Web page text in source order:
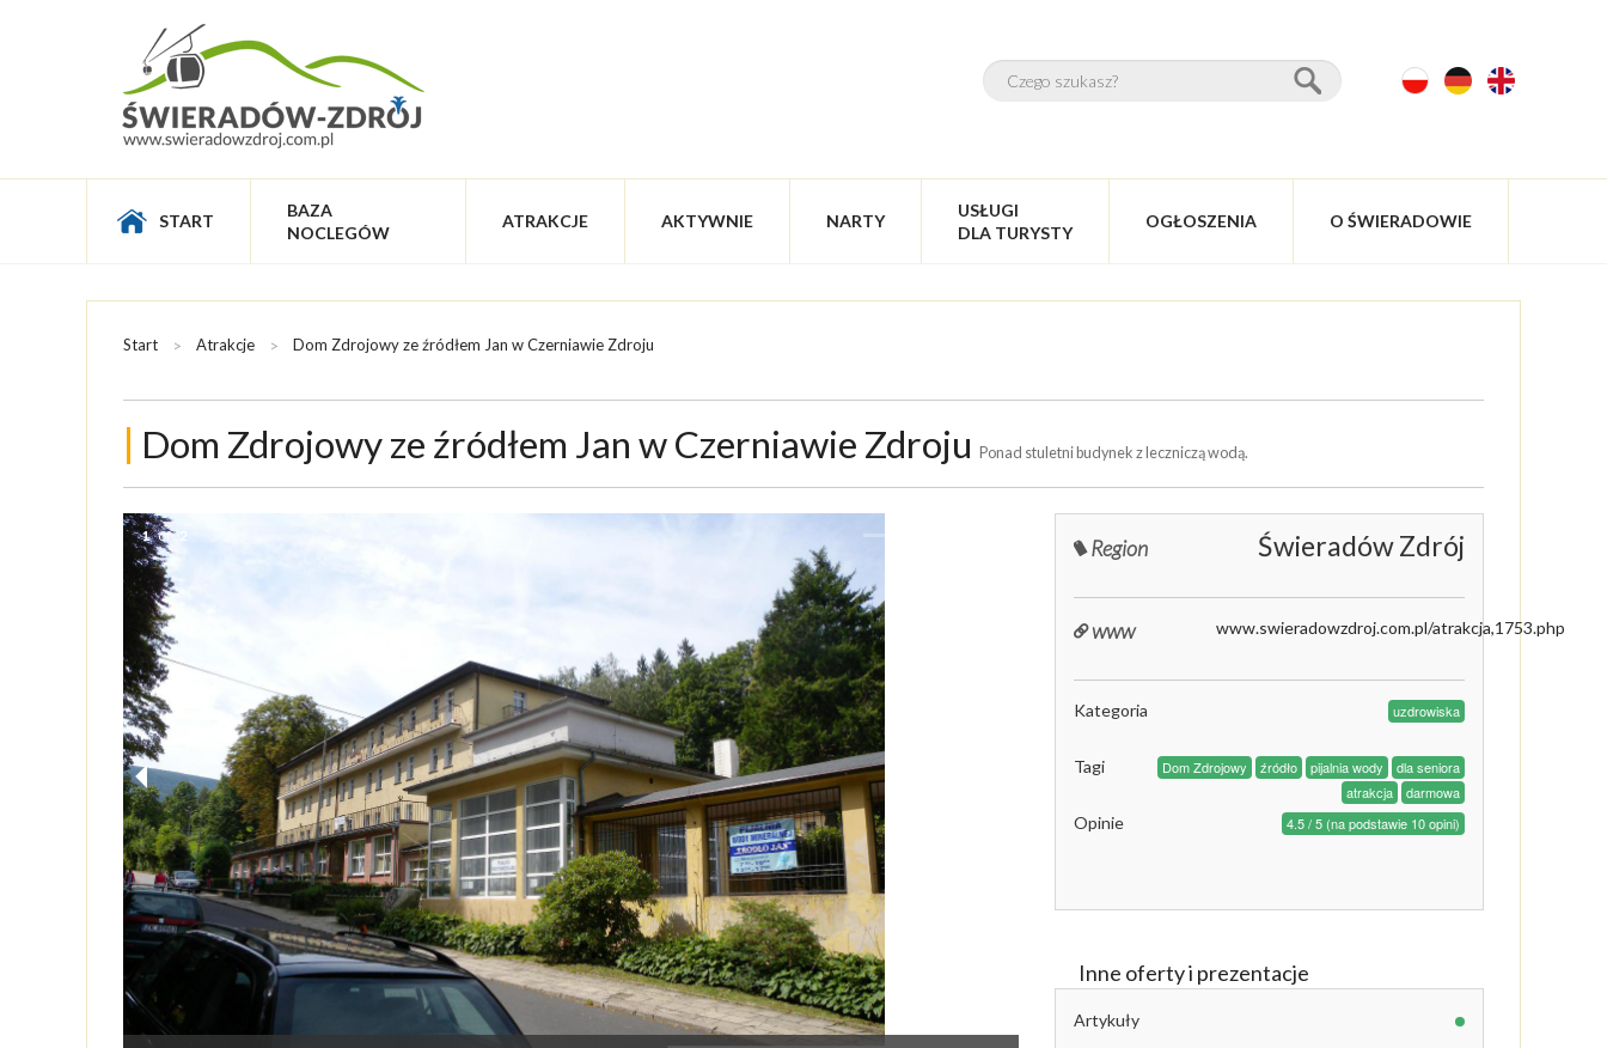
START
BAZA
NOCLEGÓW
ATRAKCJE AKTYWNIE NARTY
USŁUGI
DLA TURYSTY
OGŁOSZENIA O ŚWIERADOWIE
Start Atrakcje Dom Zdrojowy ze źródłem Jan w Czerniawie Zdroju
Dom Zdrojowy ze źródłem Jan w Czerniawie Zdroju Ponad stuletni budynek z leczniczą wodą.
1 of 2 Region Świeradów Zdrój
www www.swieradowzdroj.com.pl/atrakcja,1753.php
Kategoria uzdrowiska
Tagi Dom Zdrojowy źródło pijalnia wody
dla seniora
atrakcja
darmowa
Opinie 4.5 / 5 (na podstawie 10 opini)
Inne oferty i prezentacje
Artykuły